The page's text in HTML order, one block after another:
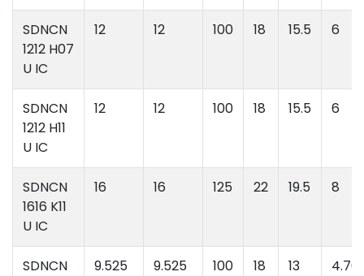
SDNCN
1212 H07
U IC
12 12 100 18 15.5 6
SDNCN
1212 H11
U IC
12 12 100 18 15.5 6
SDNCN
1616 K11
U IC
16 16 125 22 19.5 8
SDNCN
9.525 9.525 100 18 13 4.76